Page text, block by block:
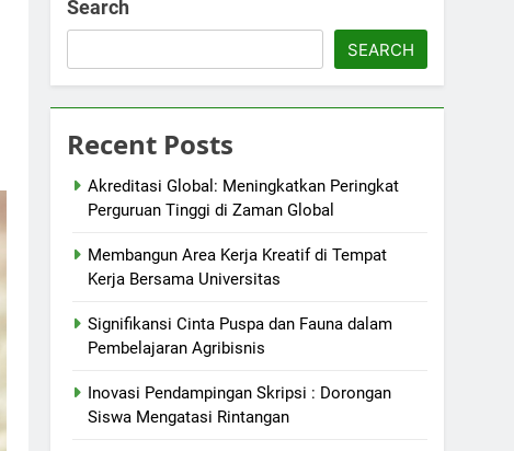
Search
SEARCH
Recent Posts
Akreditasi Global: Meningkatkan Peringkat
Perguruan Tinggi di Zaman Global
Membangun Area Kerja Kreatif di Tempat
Kerja Bersama Universitas
Signifikansi Cinta Puspa dan Fauna dalam
Pembelajaran Agribisnis
Inovasi Pendampingan Skripsi : Dorongan
Siswa Mengatasi Rintangan